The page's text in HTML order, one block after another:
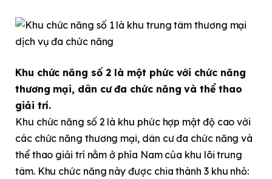
Khu chức năng số 2 là một phức với chức năng
thương mại, dân cư đa chức năng và thể thao
giải trí.
Khu chức năng số 2 là khu phức hợp mật độ cao với
các chức năng thương mại, dân cư đa chức năng và
thể thao giải trí nằm ở phía Nam của khu lõi trung
tâm. Khu chức năng này được chia thành 3 khu nhỏ: